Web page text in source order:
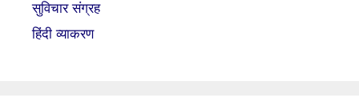
सुविचार संग्रह
हिंदी व्याकरण